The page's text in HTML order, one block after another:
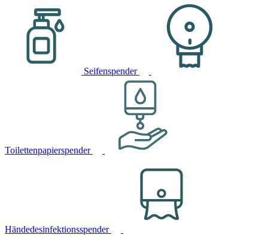
Seifenspender
Toilettenpapierspender
Händedesinfektionsspender